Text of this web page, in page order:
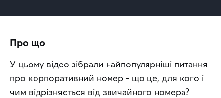
Про що
У цьому відео зібрали найпопулярніші питання
про корпоративний номер - що це, для кого і
чим відрізняється від звичайного номера?